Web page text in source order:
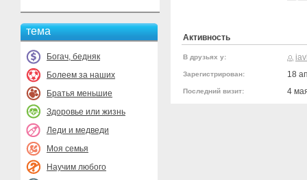
тема
Богач, бедняк
Болеем за наших
Братья меньшие
Здоровье или жизнь
Леди и медведи
Моя семья
Научим любого
Активность
В друзьях у:
Зарегистрирован: 18
Последний визит: 4